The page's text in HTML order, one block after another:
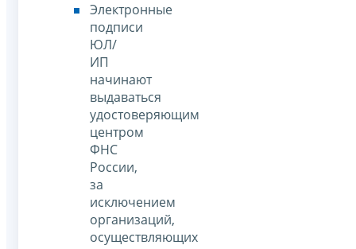
Электронные
подписи
ЮЛ/
ИП
начинают
выдаваться
удостоверяющим
центром
ФНС
России,
за
исключением
организаций,
осуществляющих